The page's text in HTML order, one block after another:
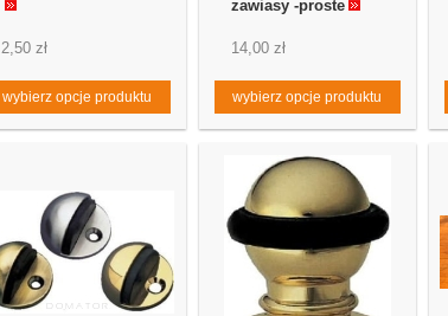
2,50 zł
wybierz opcje produktu
zawiasy -proste
14,00 zł
wybierz opcje produktu